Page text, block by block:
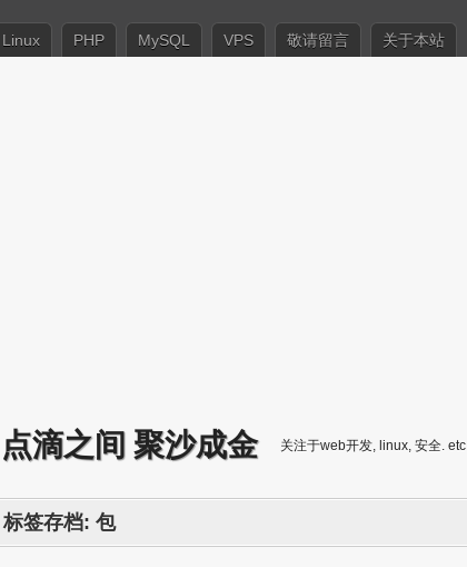
Linux PHP MySQL VPS 敬请留言 关于本站
点滴之间 聚沙成金 关注于web开发, linux, 安全. etc
标签存档: 包